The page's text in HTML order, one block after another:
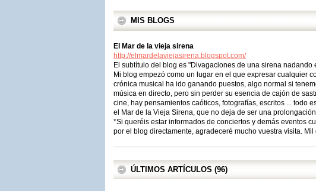
MIS BLOGS
El Mar de la vieja sirena
http://elmardelaviejasirena.blogspot.com/
El subtí­tulo del blog es "Divagaciones de una sirena nadando
Mi blog empezó como un lugar en el que expresar cualquier
crónica musical ha ido ganando puestos, algo normal si
música en directo, pero sin perder su esencia de cajón de
cine, hay pensamientos caóticos, fotografías, escritos ... todo
el Mar de la Vieja Sirena, que no deja de ser una
*Si queréis estar informados de conciertos y demás eventos
por el blog directamente, agradeceré mucho vuestra visita. Mil
ÚLTIMOS ARTÍCULOS (96)